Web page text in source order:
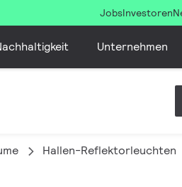
JobsInvestoren
Unternehmen
Hallen-Reflektorleuchten